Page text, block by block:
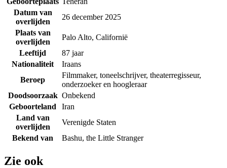
Datum van
overlijden
26 december 2025
Plaats van
overlijden
Palo Alto, Californië
Leeftijd
87 jaar
Nationaliteit
Iraans
Beroep
Filmmaker, toneelschrijver, theaterregisseur,
onderzoeker en hoogleraar
Doodsoorzaak Onbekend
Geboorteland
Iran
Land van
overlijden
Verenigde Staten
Bekend van
Bashu, the Little Stranger
Zie ook